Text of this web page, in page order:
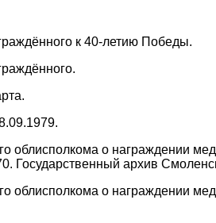
к 40-летию Победы.
облисполкома о награждении
Государственный архив
облисполкома о награждении